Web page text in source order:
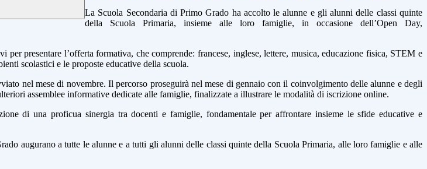
La Scuola Secondaria di Primo Grado ha accolto le alunne e gli alunni delle classi quinte
della Scuola Primaria, insieme alle loro famiglie, in occasione dell’Open Day,
presentare l’offerta formativa, che comprende: francese, inglese, lettere, musica, educazione fisica, STEM e
scolastici e le proposte educative della scuola.
nel mese di novembre. Il percorso proseguirà nel mese di gennaio con il coinvolgimento delle alunne e degli
assemblee informative dedicate alle famiglie, finalizzate a illustrare le modalità di iscrizione online.
di una proficua sinergia tra docenti e famiglie, fondamentale per affrontare insieme le sfide educative e
augurano a tutte le alunne e a tutti gli alunni delle classi quinte della Scuola Primaria, alle loro famiglie e alle